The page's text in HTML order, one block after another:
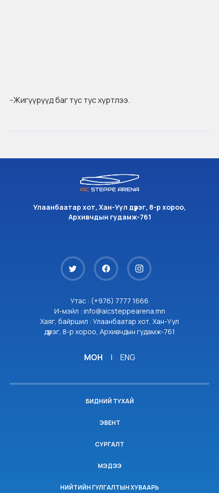
-Жигүүрүүд баг тус тус хүртлээ.
Улаанбаатар хот, Хан-Уул дүүрэг, 8-р хороо,
Архивчдын гудамж-761
Утас : (+976) 7777 1666
И-мэйл : info@aicsteppearena.mn
Хаяг, байршил : Улаанбаатар хот, Хан-Уул
дүүрэг, 8-р хороо, Архивчдын гудамж-761
МОН | ENG
БИДНИЙ ТУХАЙ
ЭВЕНТ
СУРГАЛТ
МЭДЭЭ
НИЙТИЙН ГУЛГАЛТЫН ХУВААРЬ